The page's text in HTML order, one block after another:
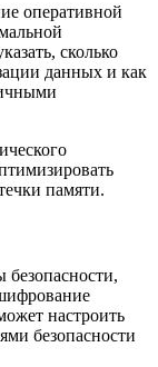
оперативной
сколько
данных и как
памяти.
безопасности,
настроить
безопасности